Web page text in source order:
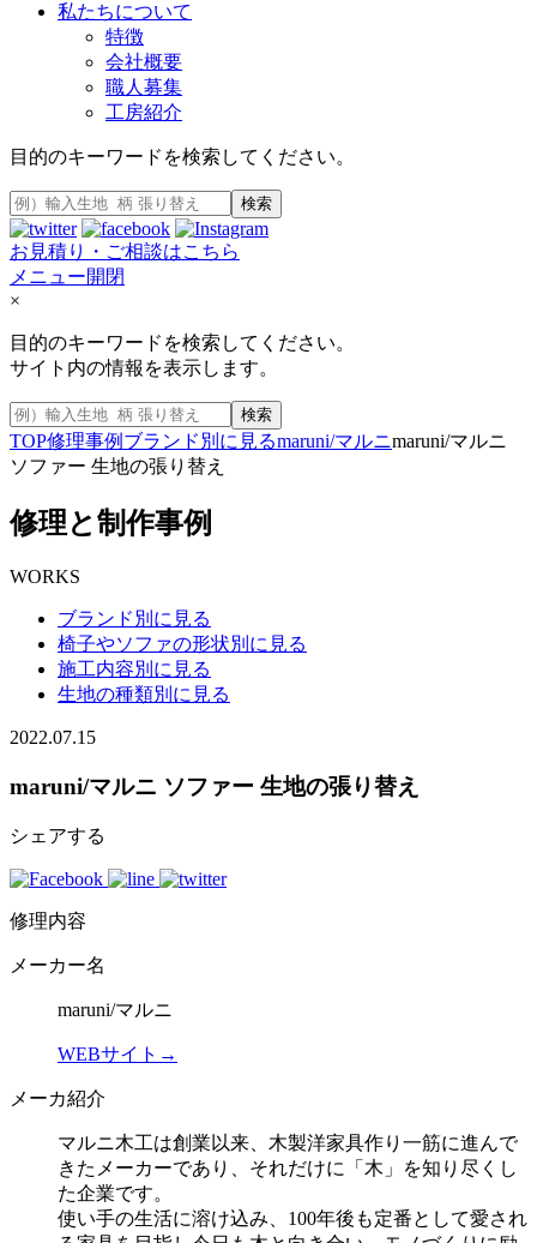
私たちについて
特徴
会社概要
職人募集
工房紹介
目的のキーワードを検索してください。
検索
お見積り・ご相談はこちら
メニュー開閉
×
目的のキーワードを検索してください。
サイト内の情報を表示します。
検索
TOP修理事例 ブランド別に見るmaruni/マルニmaruni/マルニ
ソファー 生地の張り替え
修理と制作事例
WORKS
ブランド別に見る
椅子やソファの形状別に見る
施工内容別に見る
生地の種類別に見る
2022.07.15
maruni/マルニ ソファー 生地の張り替え
シェアする
修理内容
メーカー名
maruni/マルニ
WEBサイト→
メーカ紹介
マルニ木工は創業以来、木製洋家具作り一筋に進んで
きたメーカーであり、それだけに「木」を知り尽くし
た企業です。
使い手の生活に溶け込み、100年後も定番として愛され